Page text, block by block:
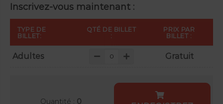
Inscrivez-vous maintenant :
TYPE DE
BILLET:
QTÉ DE BILLET
:
PRIX PAR
BILLET :
Adultes Gratuit
Quantité : 0